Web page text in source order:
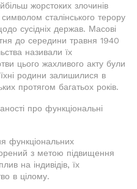
жорстоких злочинів
символом сталінського терору
сусідніх держав. Масові
до середини травня 1940
називали їх
цього жахливого акту були
родини залишилися в
протягом багатьох років.
про функціональні
функціональних
з метою підвищення
на індивідів, їх
в цілому.